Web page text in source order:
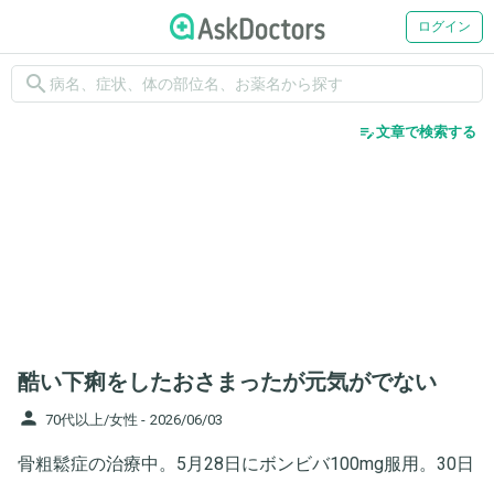
ログイン
search
edit_note文章で検索する
酷い下痢をしたおさまったが元気がでない
person 70代以上/女性 - 2026/06/03
骨粗鬆症の治療中。5月28日にボンビバ100mg服用。30日